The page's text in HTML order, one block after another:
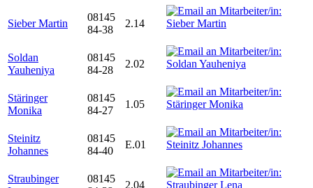
Sieber Martin
08145
84-38
2.14
Soldan
Yauheniya
08145
84-28
2.02
Stäringer
Monika
08145
84-27
1.05
Steinitz
Johannes
08145
84-40
E.01
Straubinger
08145
2.04